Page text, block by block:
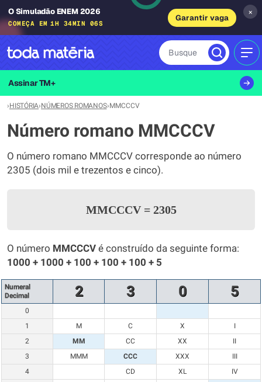
O Simuladão ENEM 2026
COMEÇA EM 1H 34MIN 06S
Garantir vaga
×
Busque
Assinar TM+
›HISTÓRIA›NÚMEROS ROMANOS›MMCCCV
Número romano MMCCCV
O número romano MMCCCV corresponde ao número
2305 (dois mil e trezentos e cinco).
MMCCCV =2305
O número MMCCCV é construído da seguinte forma:
1000 + 1000 + 100 + 100 + 100 + 5
Numeral
Decimal
2 3 0 5
0
1
M C X
I
2
MM CC XX
II
3
MMM CCC XXX
III
4
CD XL
IV